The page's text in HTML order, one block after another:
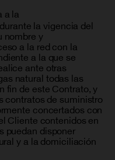
a la
la vigencia del
nombre y
a la red con la
a la que se
ante otras
natural todas las
fin de este Contrato, y
contratos de suministro
concertados con
Cliente contenidos en
puedan disponer
y a la domiciliación